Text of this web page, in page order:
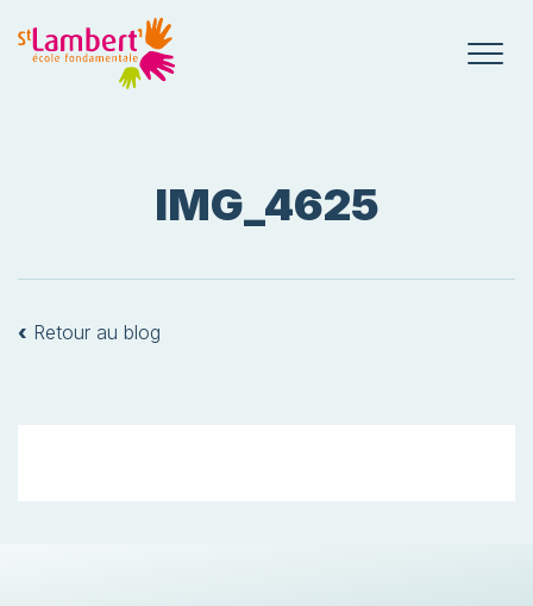
IMG_4625
‹ Retour au blog